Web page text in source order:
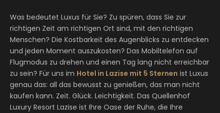
Was bedeutet Luxus für Sie? Zu spüren, dass Sie zur
richtigen Zeit am richtigen Ort sind, mit den richtigen
Menschen? Die Kostbarkeit des Augenblicks zu entdecken
und jeden Moment auszukosten? Das Mobiltelefon auf
Flugmodus zu drehen und einen Tag lang nicht erreichbar
zu sein? Für uns im Hotel in Lazise mit 5 Sternen ist Luxus
genau das: all das bewusst zu genießen, das man nicht
kaufen kann. Zeit. Glück. Leichtigkeit. Das Quellenhof
Luxury Resort Lazise ist Ihre Oase der Ruhe, die Ihre